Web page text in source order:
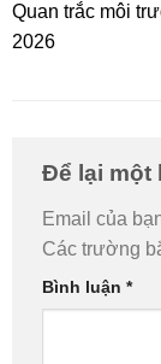
Quan trắc môi
2026
Để lại một
Email của
Các trường
Bình luận *